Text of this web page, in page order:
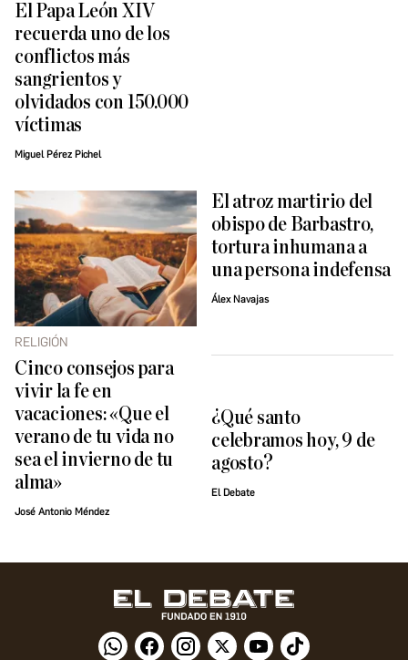
El Papa León XIV
recuerda uno de los
conflictos más
sangrientos y
olvidados con 150.000
víctimas
Miguel Pérez Pichel
RELIGIÓN
Cinco consejos para
vivir la fe en
vacaciones: «Que el
verano de tu vida no
sea el invierno de tu
alma»
José Antonio Méndez
El atroz martirio del
obispo de Barbastro,
tortura inhumana a
una persona indefensa
Álex Navajas
¿Qué santo
celebramos hoy, 9 de
agosto?
El Debate